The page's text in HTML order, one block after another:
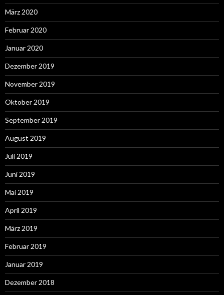
März 2020
Februar 2020
Januar 2020
Dezember 2019
November 2019
Oktober 2019
September 2019
August 2019
Juli 2019
Juni 2019
Mai 2019
April 2019
März 2019
Februar 2019
Januar 2019
Dezember 2018